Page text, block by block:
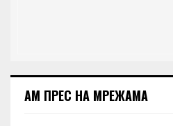
АМ ПРЕС НА МРЕЖАМА